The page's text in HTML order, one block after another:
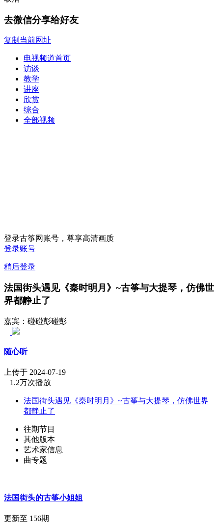
去微信分享给好友
复制当前网址
电视频道首页
访谈
教学
讲座
欣赏
综合
全部视频
登录古筝网账号，尊享高清画质
登录账号
稍后登录
法国街头遇见《秦时明月》~古筝与大提琴，仿佛世
界都静止了
嘉宾：碰碰彭碰彭
随心听
上传于 2024-07-19
1.2万次播放
法国街头遇见《秦时明月》~古筝与大提琴，仿佛世界
都静止了
往期节目
其他版本
艺术家信息
曲专题
法国街头的古筝小姐姐
更新至 156期